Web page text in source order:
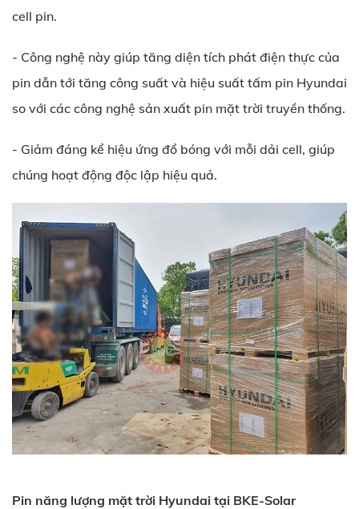
cell pin.
- Công nghệ này giúp tăng diện tích phát điện thực của
pin dẫn tới tăng công suất và hiệu suất tấm pin Hyundai
so với các công nghệ sản xuất pin mặt trời truyền thống.
- Giảm đáng kể hiệu ứng đổ bóng với mỗi dải cell, giúp
chúng hoạt động độc lập hiệu quả.
Pin năng lượng mặt trời Hyundai tại BKE-Solar